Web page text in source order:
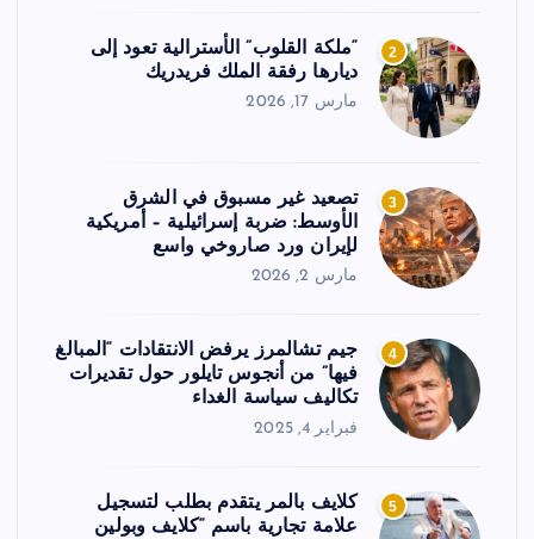
2
“ملكة القلوب” الأسترالية تعود إلى
ديارها رفقة الملك فريدريك
مارس 17, 2026
3
تصعيد غير مسبوق في الشرق
الأوسط: ضربة إسرائيلية – أمريكية
لإيران ورد صاروخي واسع
مارس 2, 2026
4
جيم تشالمرز يرفض الانتقادات “المبالغ
فيها” من أنجوس تايلور حول تقديرات
تكاليف سياسة الغداء
فبراير 4, 2025
5
كلايف بالمر يتقدم بطلب لتسجيل
علامة تجارية باسم “كلايف وبولين